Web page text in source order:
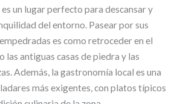
un lugar perfecto para descansar y
del entorno. Pasear por sus
es como retroceder en el
las antiguas casas de piedra y las
Además, la gastronomía local es una
más exigentes, con platos típicos